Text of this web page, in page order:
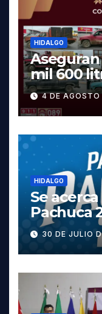
HIDALGO
Aseguran
mil 600
y dos
Tula
4 DE
HIDALGO
Se
Pachuca
cartelera
fechas y
30 DE JULIO